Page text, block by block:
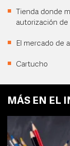
Tienda donde
autorización de
El mercado de
Cartucho
MÁS EN EL